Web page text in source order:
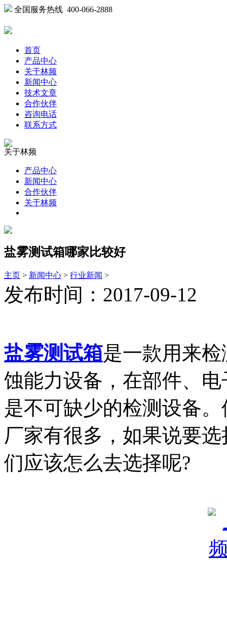
全国服务热线 400-066-2888
首页
产品中心
关于林频
新闻中心
技术文章
合作伙伴
咨询电话
联系方式
关于林频
产品中心
新闻中心
合作伙伴
关于林频
盐雾测试箱哪家比较好
主页 > 新闻中心 > 行业新闻 >
发布时间：2017-09-12
盐雾测试箱是一款用来
蚀能力设备，在部件、
是不可缺少的检测设备
厂家有很多，如果说要
们应该怎么去选择呢?